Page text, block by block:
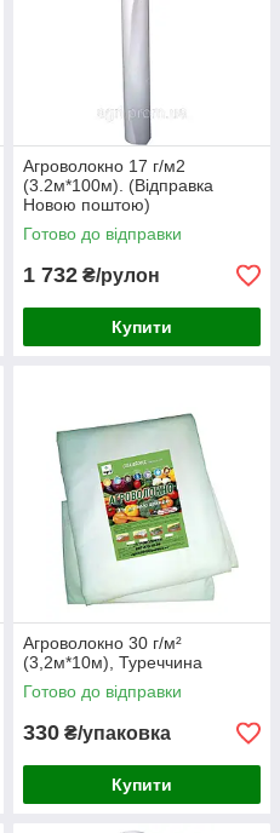
Агроволокно 17 г/м2
(3.2м*100м). (Відправка
Новою поштою)
Готово до відправки
1 732 ₴/рулон
Купити
Агроволокно 30 г/м²
(3,2м*10м), Туреччина
Готово до відправки
330 ₴/упаковка
Купити